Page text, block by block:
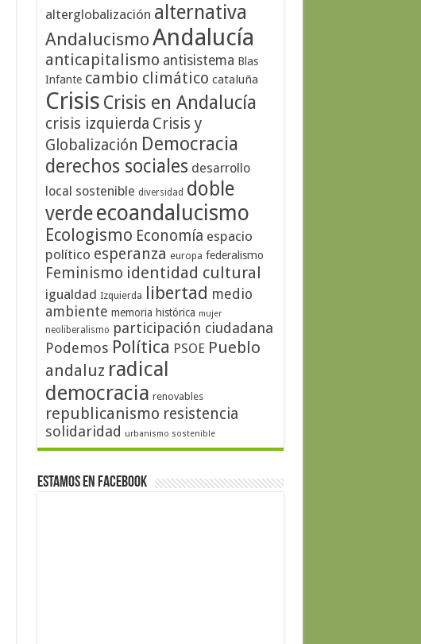
alterglobalización alternativa
AndalucismoAndalucía
anticapitalismo antisistema Blas
Infante cambio climático cataluña
Crisis Crisis en Andalucía
crisis izquierda Crisis y
Globalización Democracia
derechos sociales desarrollo
local sostenible diversidad doble
verdeecoandalucismo
Ecologismo Economía espacio
político esperanza europa federalismo
Feminismo identidad cultural
igualdad Izquierda libertad medio
ambiente memoria histórica mujer
neoliberalismo participación ciudadana
Podemos Política PSOE Pueblo
andaluz radical
democracia renovables
republicanismo resistencia
solidaridad urbanismo sostenible
Estamos en Facebook